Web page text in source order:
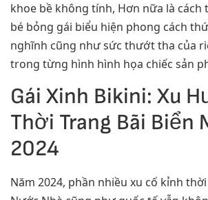
khoe bề không tính, Hơn nữa là cách
bé bỏng gái biểu hiện phong cách
nghĩnh cũng như sức thướt tha của
trong từng hình hình họa chiếc sản
Gái Xinh Bikini: Xu
Thời Trang Bãi Biển
2024
Năm 2024, phần nhiều xu cố kỉnh